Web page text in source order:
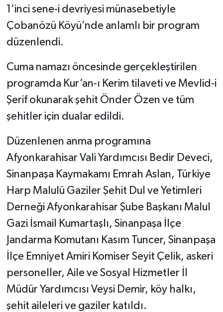
1’inci sene-i devriyesi münasebetiyle
Çobanözü Köyü’nde anlamlı bir program
düzenlendi.
Cuma namazı öncesinde gerçekleştirilen
programda Kur’an-ı Kerim tilaveti ve Mevlid-i
Şerif okunarak şehit Önder Özen ve tüm
şehitler için dualar edildi.
Düzenlenen anma programına
Afyonkarahisar Vali Yardımcısı Bedir Deveci,
Sinanpaşa Kaymakamı Emrah Aslan, Türkiye
Harp Malulü Gaziler Şehit Dul ve Yetimleri
Derneği Afyonkarahisar Şube Başkanı Malul
Gazi İsmail Kumartaşlı, Sinanpaşa İlçe
Jandarma Komutanı Kasım Tuncer, Sinanpaşa
İlçe Emniyet Amiri Komiser Seyit Çelik, askeri
personeller, Aile ve Sosyal Hizmetler İl
Müdür Yardımcısı Veysi Demir, köy halkı,
şehit aileleri ve gaziler katıldı.